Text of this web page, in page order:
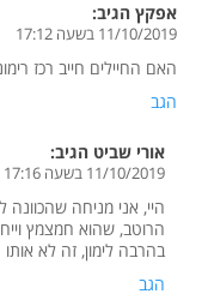
אפקץ הגיב:
11/10/2019 בשעה 17:12
האם החיילים חייב רכז
הגב
אורי שביט הגיב:
11/10/2019 בשעה 17:16
היי, אני מניחה שהכוונה
הרוטב, שהוא חמצמץ
בהרבה לימון, זה לא
הגב